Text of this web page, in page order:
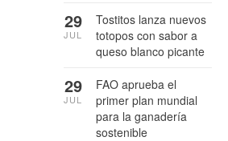
Tostitos lanza nuevos
totopos con sabor a
queso blanco picante
29
JUL
FAO aprueba el
primer plan mundial
para la ganadería
sostenible
29
JUL